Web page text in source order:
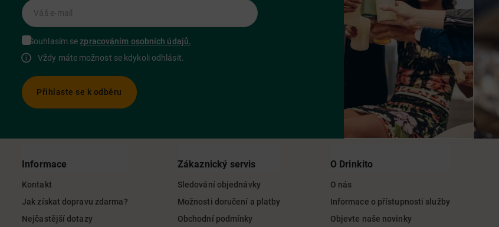
Váš e-mail
Souhlasím sezpracováním osobních údajů.
Vždy máte možnost se kdykoli odhlásit.
Přihlaste se k odběru
Informace
Kontakt
Jak získat dopravu zdarma?
Nejčastější dotazy
Zákaznický servis
Sledování objednávky
Možnosti doručení a platby
Obchodní podmínky
O Drinkito
O nás
Informace o přístupnosti služby
Objevte naše novinky